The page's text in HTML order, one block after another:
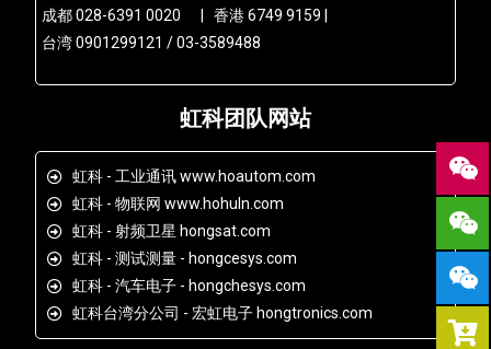
成都 028-6391 0020 | 香港 6749 9159 |
台湾 0901299121 / 03-3589488
虹科团队网站
虹科 - 工业通讯 www.hoautom.com
虹科 - 物联网 www.hohuln.com
虹科 - 射频卫星 hongsat.com
虹科 - 测试测量 - hongcesys.com
虹科 - 汽车电子 - hongchesys.com
虹科台湾分公司 - 宏虹电子 hongtronics.com